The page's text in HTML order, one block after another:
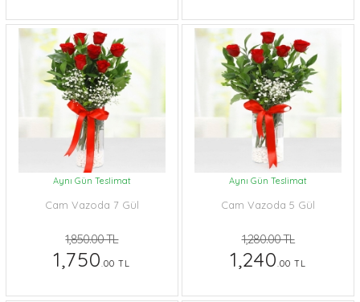
Aynı Gün Teslimat
Cam Vazoda 7 Gül
1,850.00 TL
1,750.00 TL
Aynı Gün Teslimat
Cam Vazoda 5 Gül
1,280.00 TL
1,240.00 TL